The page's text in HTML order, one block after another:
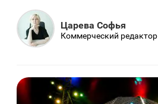
Царева Софья
Коммерческий редактор